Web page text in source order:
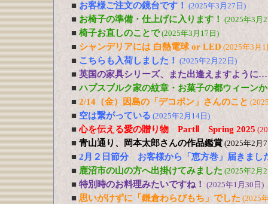
■ お客様ご注文の鏡台です！ (2025年3月27日)
■ お椅子の準備・仕上げに入ります！ (2025年3月
■ 椅子お直しのことで(2025年3月17日)
■ シャンデリアには 白熱電球 or LED (2025年3月1
■ こちらも入荷しました！ (2025年2月22日)
■ 英国の家具シリーズ、また出逢えますように…
■ ハプスブルク家の紋章・お菓子の都ウィーン
■ 2/14（金）因島の「デコポン」さんのこと
■ 空は繋がっている (2025年2月14日)
■ 心を伝える愛の贈り物 PartⅡ Spring 2025
■ 青山通り、岡本太郎さんの作品鑑賞 (2025年2月
■ 2月２日節分 お客様から「恵方巻」届きまし
■ 鹿沼市の山の方へ出掛けてみました (2025年2月
■ 特別時のお料理みたいですね！ (2025年1月30日)
■ 思いがけずに「鎌倉わらびもち」でした (2025